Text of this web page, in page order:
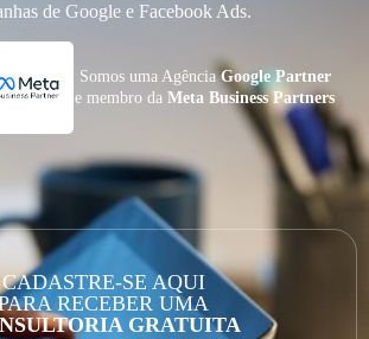
de Google e Facebook Ads.
Somos uma AgênciaGoogle Partner
e membro daMeta Business Partners
CADASTRE-SE AQUI
RECEBER UMA
GRATUITA